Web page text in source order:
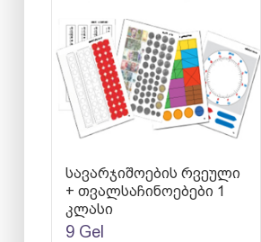
სავარჯიშოების რვეული
+ თვალსაჩინოებები 1
კლასი
9 Gel